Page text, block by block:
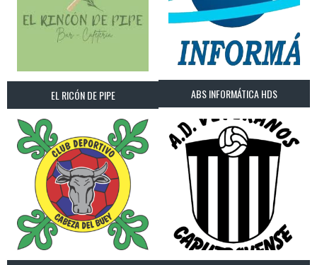
EL RICÓN DE PIPE ABS INFORMÁTICA HDS